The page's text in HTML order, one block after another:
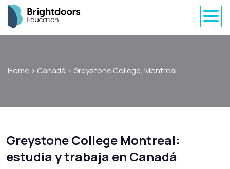
Home > Canadá > Greystone College, Montreal
Greystone College Montreal:
estudia y trabaja en Canadá